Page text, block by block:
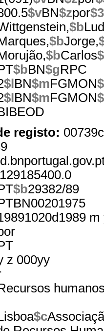
$vBN$zpor$3
$b
$bJorge,
$bCarlos
$bBN$gRPC
$l BN$mFGMON
$l BN$mFGMON
registo:
$b29382/89
z 000yy
$c